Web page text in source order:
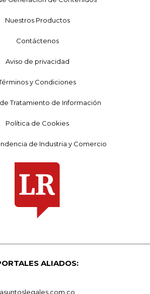
Nuestros Productos
Contáctenos
Aviso de privacidad
y Condiciones
Tratamiento de Información
Política de Cookies
de Industria y Comercio
ALIADOS:
asuntoslegales.com.co